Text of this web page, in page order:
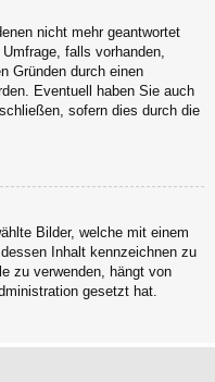
nicht mehr geantwortet
falls vorhanden,
Gründen durch einen
Eventuell haben Sie auch
sofern dies durch die
Bilder, welche mit einem
Inhalt kennzeichnen zu
zu verwenden, hängt von
gesetzt hat.